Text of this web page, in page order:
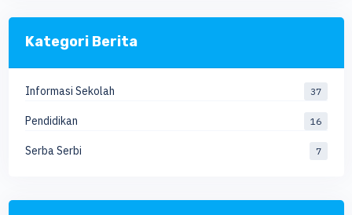
Kategori Berita
Informasi Sekolah 37
Pendidikan 16
Serba Serbi 7